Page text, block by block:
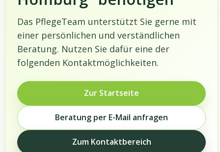
Das PflegeTeam unterstützt Sie gerne mit
einer persönlichen und verständlichen
Beratung. Nutzen Sie dafür eine der
folgenden Kontaktmöglichkeiten.
Zur Startseite
Beratung per E-Mail anfragen
Zum Kontaktbereich